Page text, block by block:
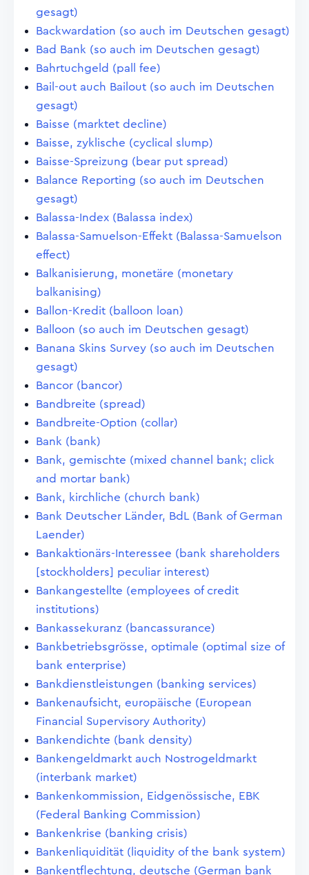
gesagt)
Backwardation (so auch im Deutschen gesagt)
Bad Bank (so auch im Deutschen gesagt)
Bahrtuchgeld (pall fee)
Bail-out auch Bailout (so auch im Deutschen
gesagt)
Baisse (marktet decline)
Baisse, zyklische (cyclical slump)
Baisse-Spreizung (bear put spread)
Balance Reporting (so auch im Deutschen
gesagt)
Balassa-Index (Balassa index)
Balassa-Samuelson-Effekt (Balassa-Samuelson
effect)
Balkanisierung, monetäre (monetary
balkanising)
Ballon-Kredit (balloon loan)
Balloon (so auch im Deutschen gesagt)
Banana Skins Survey (so auch im Deutschen
gesagt)
Bancor (bancor)
Bandbreite (spread)
Bandbreite-Option (collar)
Bank (bank)
Bank, gemischte (mixed channel bank; click
and mortar bank)
Bank, kirchliche (church bank)
Bank Deutscher Länder, BdL (Bank of German
Laender)
Bankaktionärs-Interessee (bank shareholders
[stockholders] peculiar interest)
Bankangestellte (employees of credit
institutions)
Bankassekuranz (bancassurance)
Bankbetriebsgrösse, optimale (optimal size of
bank enterprise)
Bankdienstleistungen (banking services)
Bankenaufsicht, europäische (European
Financial Supervisory Authority)
Bankendichte (bank density)
Bankengeldmarkt auch Nostrogeldmarkt
(interbank market)
Bankenkommission, Eidgenössische, EBK
(Federal Banking Commission)
Bankenkrise (banking crisis)
Bankenliquidität (liquidity of the bank system)
Bankentflechtung, deutsche (German bank